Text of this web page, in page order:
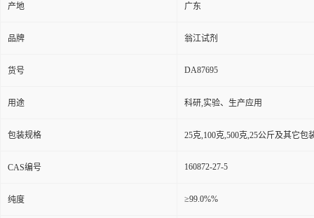
产地 广东
品牌 翁江试剂
货号 DA87695
用途 科研,实验、生产应用
包装规格 25克,100克,500克,25公斤及其它包
CAS编号 160872-27-5
纯度 ≥99.0%%